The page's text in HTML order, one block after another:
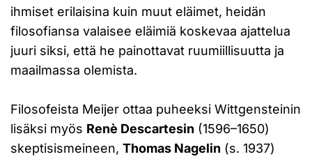
ihmiset erilaisina kuin muut eläimet, heidän
filosofiansa valaisee eläimiä koskevaa ajattelua
juuri siksi, että he painottavat ruumiillisuutta ja
maailmassa olemista.
Filosofeista Meijer ottaa puheeksi Wittgensteinin
lisäksi myös Renè Descartesin (1596–1650)
skeptisismeineen, Thomas Nagelin (s. 1937)